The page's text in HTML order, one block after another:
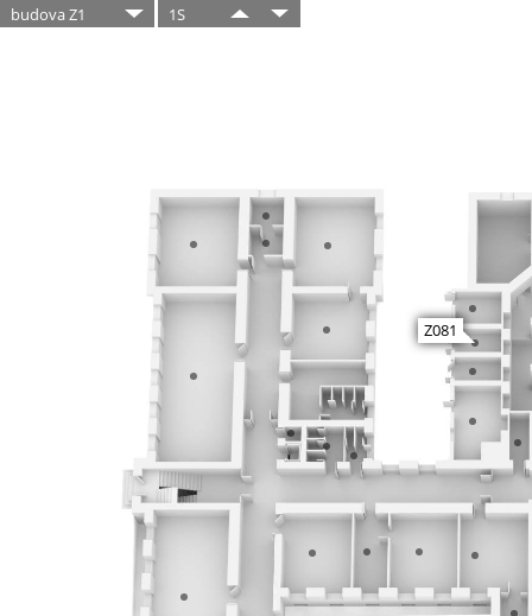
budova Z1 1S
Z081